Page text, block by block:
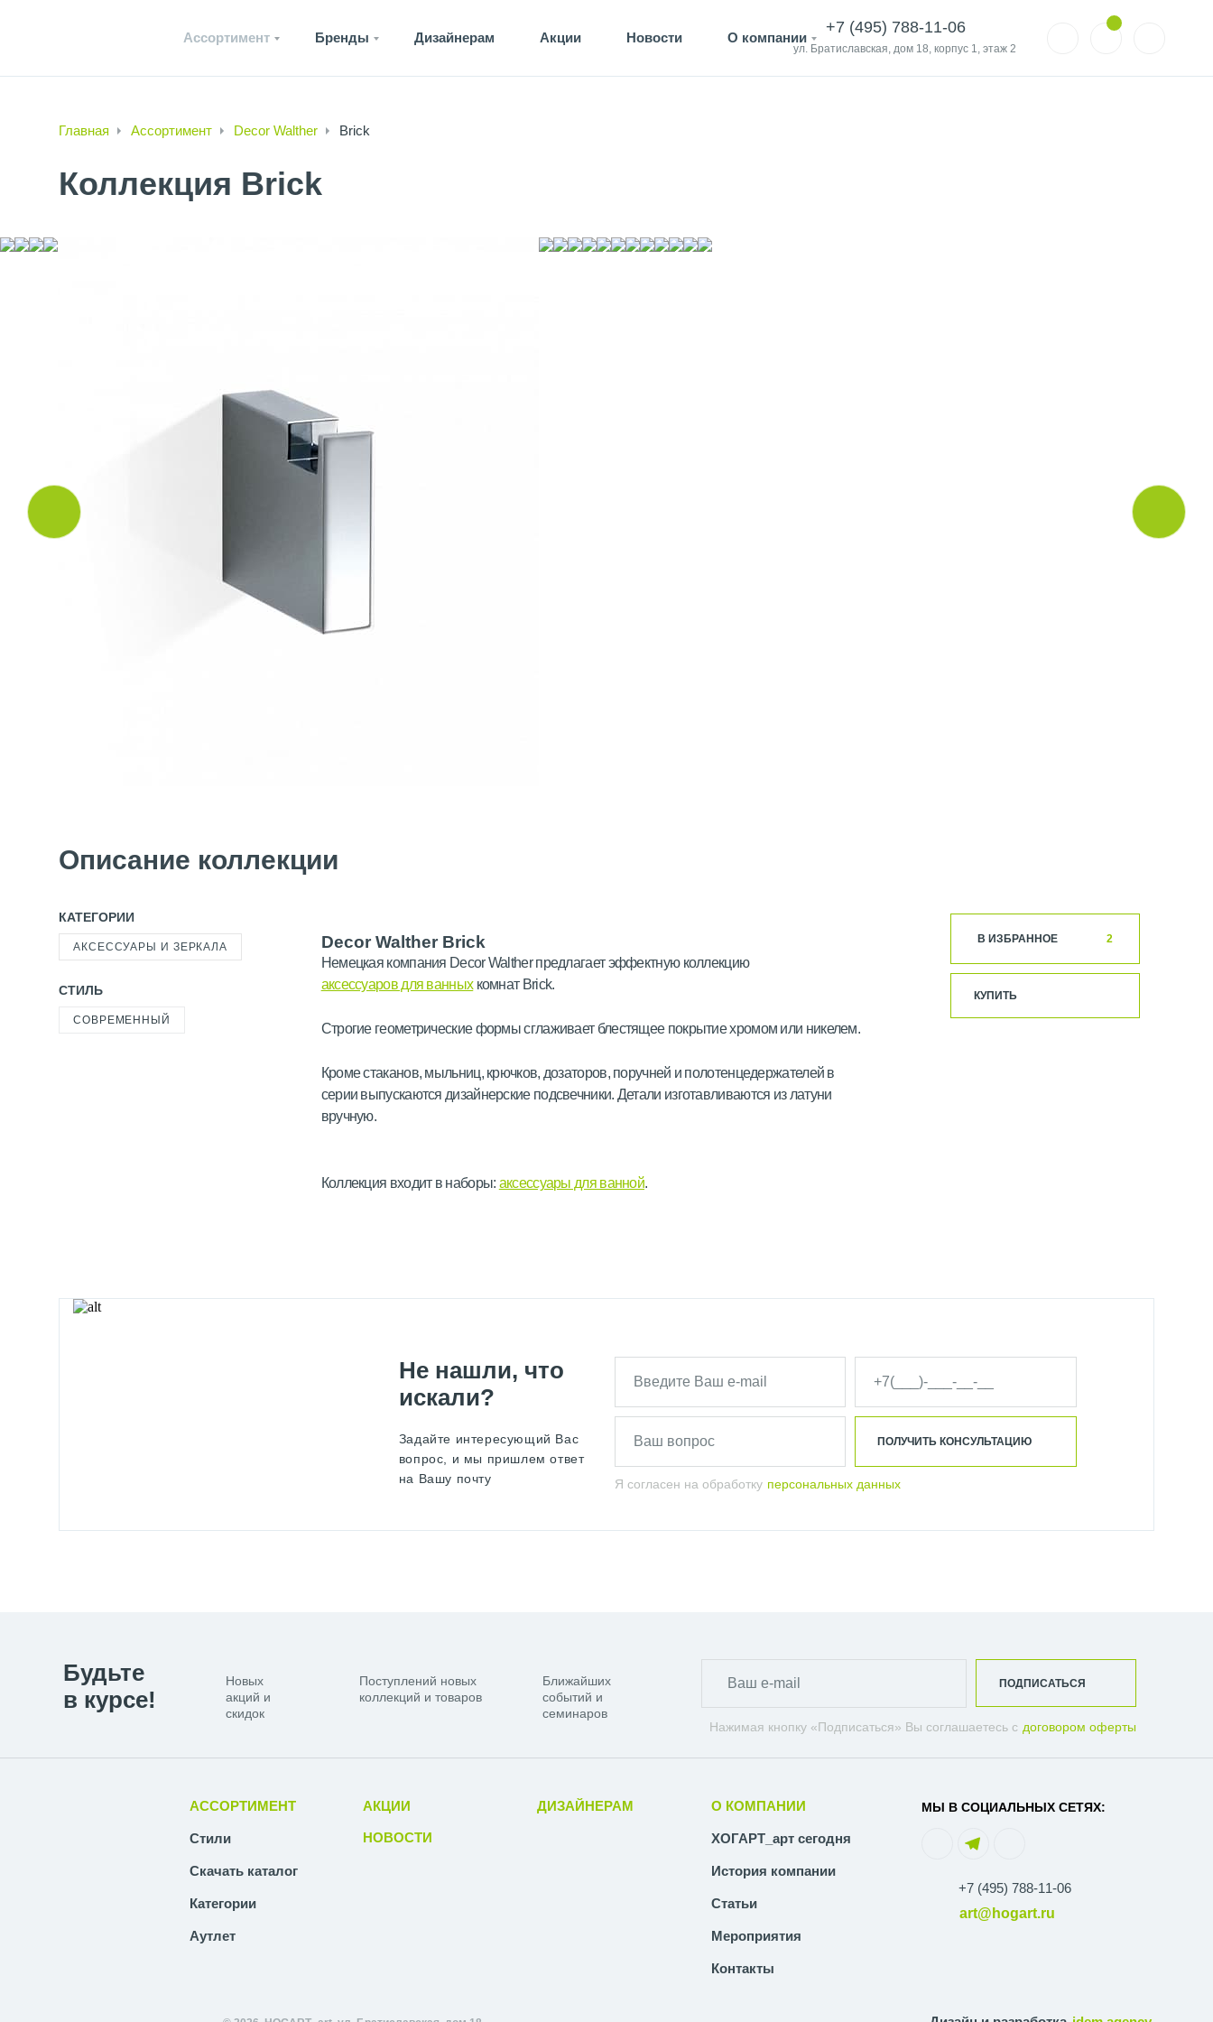
Ассортимент Бренды Дизайнерам Акции Новости О компании
+7 (495) 788-11-06
ул. Братиславская, дом 18, корпус 1, этаж 2
Главная Ассортимент Decor Walther Brick
Коллекция Brick
Описание коллекции
КАТЕГОРИИ
АКСЕССУАРЫ И ЗЕРКАЛА
СТИЛЬ
СОВРЕМЕННЫЙ
Decor Walther Brick
Немецкая компания Decor Walther предлагает эффектную коллекцию
аксессуаров для ванныхкомнат Brick.
Строгие геометрические формы сглаживает блестящее покрытие хромом или никелем.
Кроме стаканов, мыльниц, крючков, дозаторов, поручней и полотенцедержателей в
серии выпускаются дизайнерские подсвечники. Детали изготавливаются из латуни
вручную.
Коллекция входит в наборы: аксессуары для ванной.
В ИЗБРАННОЕ 2
КУПИТЬ
Не нашли, что
искали?
Задайте интересующий Вас
вопрос, и мы пришлем ответ
на Вашу почту
Я согласен на обработку персональных данных
ПОЛУЧИТЬ КОНСУЛЬТАЦИЮ
Будьте
в курсе!
Новых
акций и
скидок
Поступлений новых
коллекций и товаров
Ближайших
событий и
семинаров
Нажимая кнопку «Подписаться» Вы соглашаетесь с договором оферты
ПОДПИСАТЬСЯ
АССОРТИМЕНТ
Стили
Скачать каталог
Категории
Аутлет
АКЦИИ
НОВОСТИ
ДИЗАЙНЕРАМ О КОМПАНИИ
ХОГАРТ_арт сегодня
История компании
Статьи
Мероприятия
Контакты
МЫ В СОЦИАЛЬНЫХ СЕТЯХ:
+7 (495) 788-11-06
art@hogart.ru